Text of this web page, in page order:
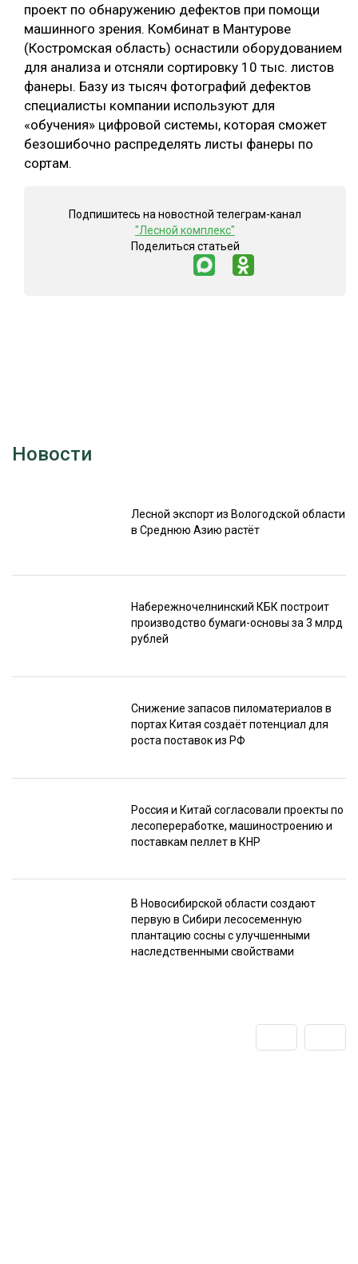
проект по обнаружению дефектов при помощи
машинного зрения. Комбинат в Мантурове
(Костромская область) оснастили оборудованием
для анализа и отсняли сортировку 10 тыс. листов
фанеры. Базу из тысяч фотографий дефектов
специалисты компании используют для
«обучения» цифровой системы, которая сможет
безошибочно распределять листы фанеры по
сортам.
Подпишитесь на новостной телеграм-канал
"Лесной комплекс"
Поделиться статьей
Новости
Лесной экспорт из Вологодской области
в Среднюю Азию растёт
Набережночелнинский КБК построит
производство бумаги-основы за 3 млрд
рублей
Снижение запасов пиломатериалов в
портах Китая создаёт потенциал для
роста поставок из РФ
Россия и Китай согласовали проекты по
лесопереработке, машиностроению и
поставкам пеллет в КНР
В Новосибирской области создают
первую в Сибири лесосеменную
плантацию сосны с улучшенными
наследственными свойствами